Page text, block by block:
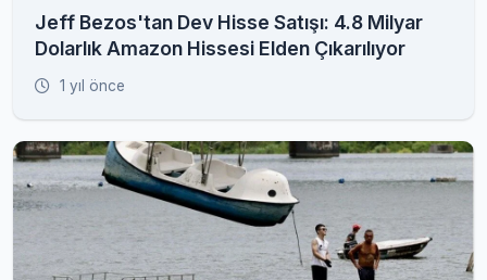
Jeff Bezos'tan Dev Hisse Satışı: 4.8 Milyar
Dolarlık Amazon Hissesi Elden Çıkarılıyor
1 yıl önce